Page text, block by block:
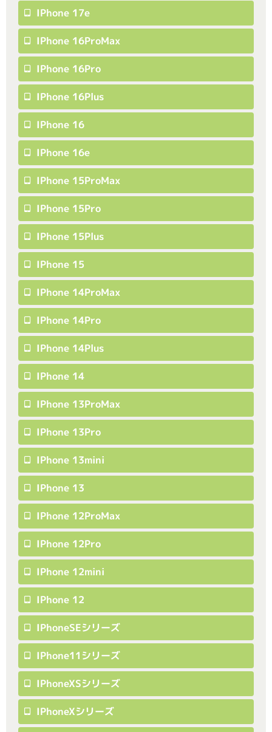
IPhone 17e
IPhone 16ProMax
IPhone 16Pro
IPhone 16Plus
IPhone 16
IPhone 16e
IPhone 15ProMax
IPhone 15Pro
IPhone 15Plus
IPhone 15
IPhone 14ProMax
IPhone 14Pro
IPhone 14Plus
IPhone 14
IPhone 13ProMax
IPhone 13Pro
IPhone 13mini
IPhone 13
IPhone 12ProMax
IPhone 12Pro
IPhone 12mini
IPhone 12
IPhoneSEシリーズ
IPhone11シリーズ
IPhoneXSシリーズ
IPhoneXシリーズ